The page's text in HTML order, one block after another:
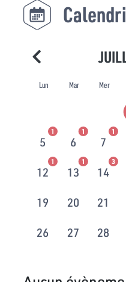
Lun Mar Mer
5
1
6
1
7
1
12
1
13
1
14
3
19 20 21
26 27 28